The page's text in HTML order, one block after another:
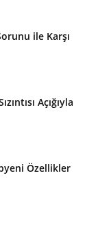
ile Karşı
Açığıyla
Özellikler